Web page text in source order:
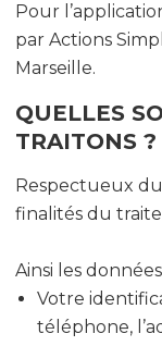
Pour
par Actions
Marseille.
QUELLES
TRAITONS ?
Respectueux
finalités du
Ainsi les
Votre
téléphone,